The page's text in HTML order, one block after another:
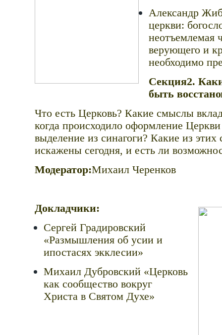
Александр
церкви:
неотъемлемая
верующего и
необходимо
Секция2.
быть
Что есть Церковь? Какие смыслы
когда происходило оформление
выделение из синагоги? Какие из
искажены сегодня, и есть ли
Модератор:Михаил Черенков
Докладчики:
Сергей Градировский
«Размышления об усии и
ипостасях экклесии»
Михаил Дубровский «Церковь
как сообщество вокруг
Христа в Святом Духе»